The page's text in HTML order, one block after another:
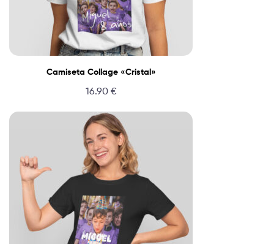
Camiseta Collage «Cristal»
16.90 €